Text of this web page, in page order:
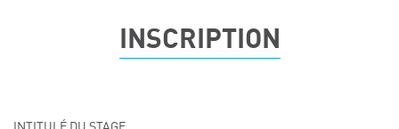
Formations diplômantes
Equipe
INSCRIPTION